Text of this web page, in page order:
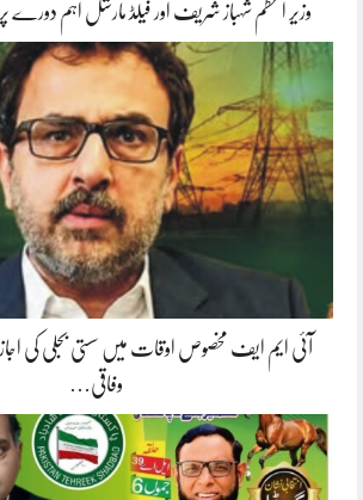
وزیر اعظم شہباز شریف اور فیلڈ مارشل اہم دورے
آئی ایم ایف مخصوص اوقات میں سستی بجلی کی
وفاقی…